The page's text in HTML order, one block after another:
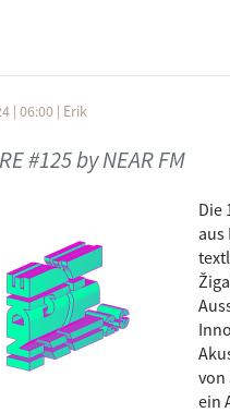
| 06:00 | Erik
#125 by NEAR FM
Die
von
ein